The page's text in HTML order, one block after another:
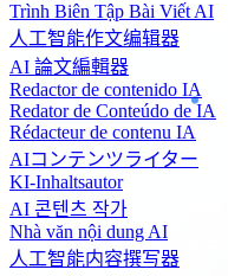
Trình Biên Tập Bài Viết AI
人工智能作文编辑器
AI 論文編輯器
Redactor de contenido IA
Redator de Conteúdo de IA
Rédacteur de contenu IA
AIコンテンツライター
KI-Inhaltsautor
AI 콘텐츠 작가
Nhà văn nội dung AI
人工智能内容撰写器